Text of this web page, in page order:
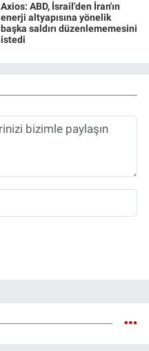
Axios: ABD, İsrail'den İran'ın
enerji altyapısına yönelik
başka saldırı düzenlememesini
istedi